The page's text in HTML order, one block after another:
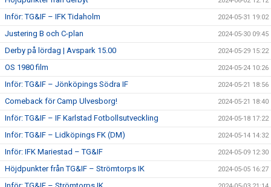
Inför: TG&IF – IFK Tidaholm 2024-05-31 19:02
Justering B och C-plan 2024-05-30 09:45
Derby på lördag | Avspark 15.00 2024-05-29 15:22
OS 1980 film 2024-05-24 10:26
Inför: TG&IF – Jönköpings Södra IF 2024-05-21 18:56
Comeback för Camp Ulvesborg! 2024-05-21 18:40
Inför: TG&IF – IF Karlstad Fotbollsutveckling 2024-05-18 17:22
Inför: TG&IF – Lidköpings FK (DM) 2024-05-14 14:32
Inför: IFK Mariestad – TG&IF 2024-05-09 12:30
Höjdpunkter från TG&IF – Strömtorps IK 2024-05-05 16:27